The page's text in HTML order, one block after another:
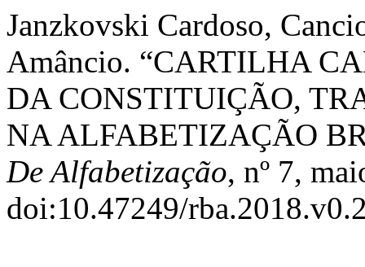
Janzkovski Cardoso,
Amâncio. “CARTILHA
DA CONSTITUIÇÃO,
NA ALFABETIZAÇÃO
De Alfabetização, nº 7,
doi:10.47249/